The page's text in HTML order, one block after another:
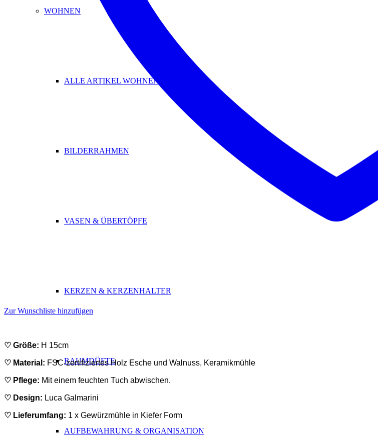
WOHNEN
ALLE ARTIKEL WOHNEN
BILDERRAHMEN
VASEN & ÜBERTÖPFE
KERZEN & KERZENHALTER
RAUMDÜFTE
AUFBEWAHRUNG & ORGANISATION
Zur Wunschliste hinzufügen
♡ Größe: H 15cm
♡ Material: FSC-zertifiziertes Holz Esche und Walnuss, Keramikmühle
♡ Pflege: Mit einem feuchten Tuch abwischen.
♡ Design: Luca Galmarini
♡ Lieferumfang: 1 x Gewürzmühle in Kiefer Form